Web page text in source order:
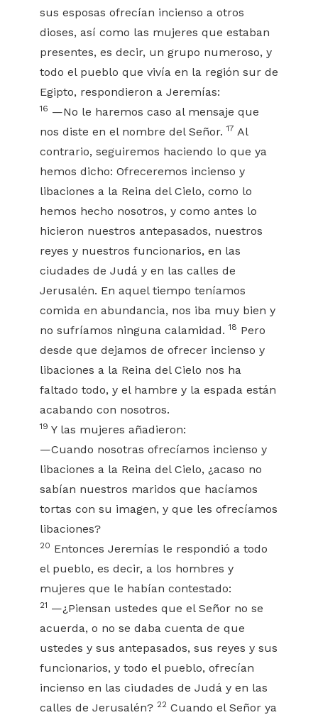
sus esposas ofrecían incienso a otros
dioses, así como las mujeres que estaban
presentes, es decir, un grupo numeroso, y
todo el pueblo que vivía en la región sur de
Egipto, respondieron a Jeremías:
16 —No le haremos caso al mensaje que
nos diste en el nombre del Señor.17 Al
contrario, seguiremos haciendo lo que ya
hemos dicho: Ofreceremos incienso y
libaciones a la Reina del Cielo, como lo
hemos hecho nosotros, y como antes lo
hicieron nuestros antepasados, nuestros
reyes y nuestros funcionarios, en las
ciudades de Judá y en las calles de
Jerusalén. En aquel tiempo teníamos
comida en abundancia, nos iba muy bien y
no sufríamos ninguna calamidad.18 Pero
desde que dejamos de ofrecer incienso y
libaciones a la Reina del Cielo nos ha
faltado todo, y el hambre y la espada están
acabando con nosotros.
19 Y las mujeres añadieron:
—Cuando nosotras ofrecíamos incienso y
libaciones a la Reina del Cielo, ¿acaso no
sabían nuestros maridos que hacíamos
tortas con su imagen, y que les ofrecíamos
libaciones?
20 Entonces Jeremías le respondió a todo
el pueblo, es decir, a los hombres y
mujeres que le habían contestado:
21 —¿Piensan ustedes que el Señor no se
acuerda, o no se daba cuenta de que
ustedes y sus antepasados, sus reyes y sus
funcionarios, y todo el pueblo, ofrecían
incienso en las ciudades de Judá y en las
calles de Jerusalén? 22 Cuando el Señor ya